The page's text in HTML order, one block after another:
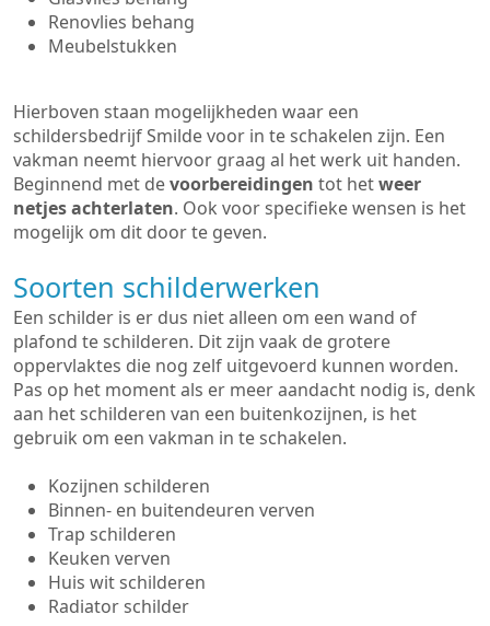
Renovlies behang
Meubelstukken
Hierboven staan mogelijkheden waar een
schildersbedrijf Smilde voor in te schakelen zijn. Een
vakman neemt hiervoor graag al het werk uit handen.
Beginnend met devoorbereidingen tot hetweer
netjes achterlaten. Ook voor specifieke wensen is het
mogelijk om dit door te geven.
Soorten schilderwerken
Een schilder is er dus niet alleen om een wand of
plafond te schilderen. Dit zijn vaak de grotere
oppervlaktes die nog zelf uitgevoerd kunnen worden.
Pas op het moment als er meer aandacht nodig is, denk
aan het schilderen van een buitenkozijnen, is het
gebruik om een vakman in te schakelen.
Kozijnen schilderen
Binnen- en buitendeuren verven
Trap schilderen
Keuken verven
Huis wit schilderen
Radiator schilder